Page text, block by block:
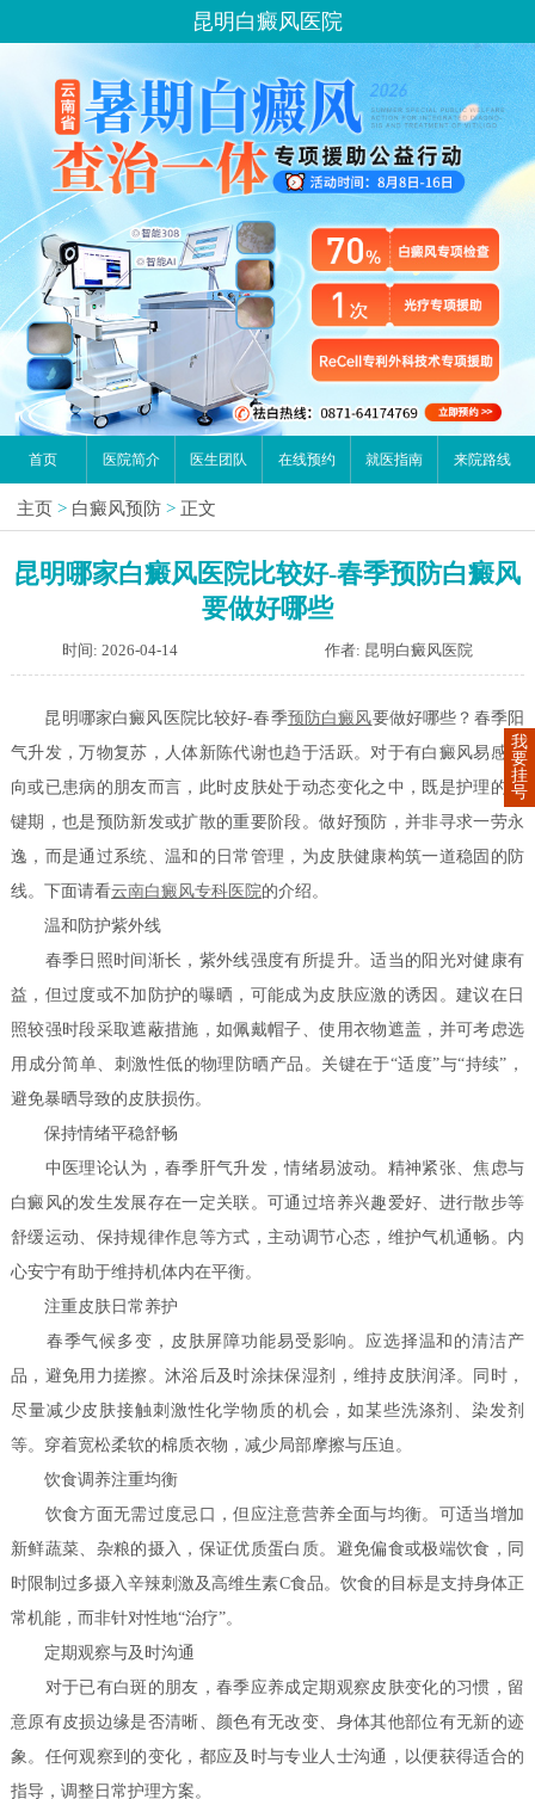
昆明白癜风医院
首页 医院简介 医生团队 在线预约 就医指南 来院路线
主页 > 白癜风预防 > 正文
昆明哪家白癜风医院比较好-春季预防白癜风
要做好哪些
时间: 2026-04-14 作者: 昆明白癜风医院
昆明哪家白癜风医院比较好-春季预防白癜风要做好哪些？春季阳
气升发，万物复苏，人体新陈代谢也趋于活跃。对于有白癜风易感倾
向或已患病的朋友而言，此时皮肤处于动态变化之中，既是护理的关
键期，也是预防新发或扩散的重要阶段。做好预防，并非寻求一劳永
逸，而是通过系统、温和的日常管理，为皮肤健康构筑一道稳固的防
线。下面请看云南白癜风专科医院的介绍。
温和防护紫外线
春季日照时间渐长，紫外线强度有所提升。适当的阳光对健康有
益，但过度或不加防护的曝晒，可能成为皮肤应激的诱因。建议在日
照较强时段采取遮蔽措施，如佩戴帽子、使用衣物遮盖，并可考虑选
用成分简单、刺激性低的物理防晒产品。关键在于“适度”与“持续”，
避免暴晒导致的皮肤损伤。
保持情绪平稳舒畅
中医理论认为，春季肝气升发，情绪易波动。精神紧张、焦虑与
白癜风的发生发展存在一定关联。可通过培养兴趣爱好、进行散步等
舒缓运动、保持规律作息等方式，主动调节心态，维护气机通畅。内
心安宁有助于维持机体内在平衡。
注重皮肤日常养护
春季气候多变，皮肤屏障功能易受影响。应选择温和的清洁产
品，避免用力搓擦。沐浴后及时涂抹保湿剂，维持皮肤润泽。同时，
尽量减少皮肤接触刺激性化学物质的机会，如某些洗涤剂、染发剂
等。穿着宽松柔软的棉质衣物，减少局部摩擦与压迫。
饮食调养注重均衡
饮食方面无需过度忌口，但应注意营养全面与均衡。可适当增加
新鲜蔬菜、杂粮的摄入，保证优质蛋白质。避免偏食或极端饮食，同
时限制过多摄入辛辣刺激及高维生素C食品。饮食的目标是支持身体正
常机能，而非针对性地“治疗”。
定期观察与及时沟通
对于已有白斑的朋友，春季应养成定期观察皮肤变化的习惯，留
意原有皮损边缘是否清晰、颜色有无改变、身体其他部位有无新的迹
象。任何观察到的变化，都应及时与专业人士沟通，以便获得适合的
指导，调整日常护理方案。
我
要
挂
号